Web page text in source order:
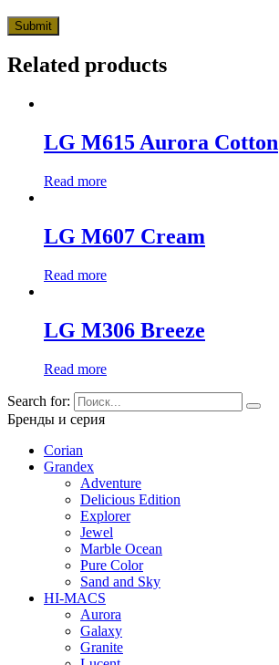
Related products
LG M615 Aurora Cotton
Read more
LG M607 Cream
Read more
LG M306 Breeze
Read more
Search for:
Бренды и серия
Corian
Grandex
Adventure
Delicious Edition
Explorer
Jewel
Marble Ocean
Pure Color
Sand and Sky
HI-MACS
Aurora
Galaxy
Granite